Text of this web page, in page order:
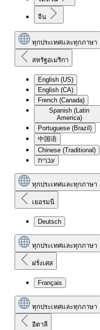
จีน
ทุกประเทศและทุกภาษา
สหรัฐอเมริกา
English (US)
English (CA)
French (Canada)
Spanish (Latin
America)
Portuguese (Brazil)
中国语
Chinese (Traditional)
עִברִית
ทุกประเทศและทุกภาษา
เยอรมนี
Deutsch
ทุกประเทศและทุกภาษา
ฝรั่งเศส
Français
ทุกประเทศและทุกภาษา
อิตาลี